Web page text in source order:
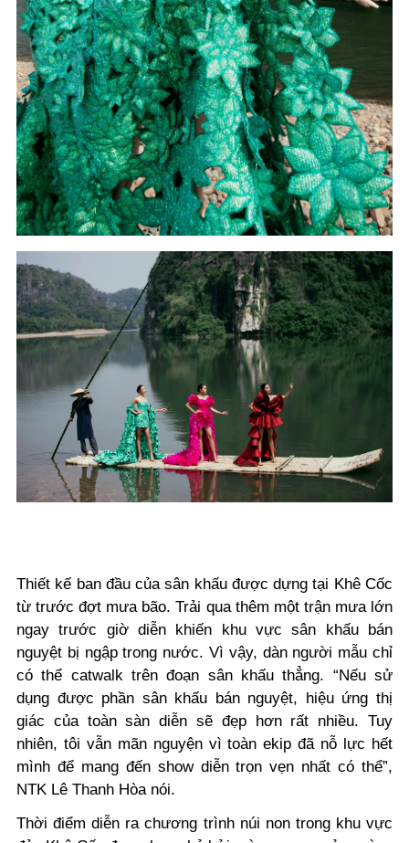
Thiết kế ban đầu của sân khấu được dựng tại Khê Cốc
từ trước đợt mưa bão. Trải qua thêm một trận mưa lớn
ngay trước giờ diễn khiến khu vực sân khấu bán
nguyệt bị ngập trong nước. Vì vậy, dàn người mẫu chỉ
có thể catwalk trên đoạn sân khấu thẳng. “Nếu sử
dụng được phần sân khấu bán nguyệt, hiệu ứng thị
giác của toàn sàn diễn sẽ đẹp hơn rất nhiều. Tuy
nhiên, tôi vẫn mãn nguyện vì toàn ekip đã nỗ lực hết
mình để mang đến show diễn trọn vẹn nhất có thể”,
NTK Lê Thanh Hòa nói.
Thời điểm diễn ra chương trình núi non trong khu vực